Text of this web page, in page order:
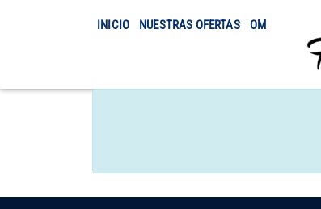
INICIO NUESTRAS OFERTAS OMRA